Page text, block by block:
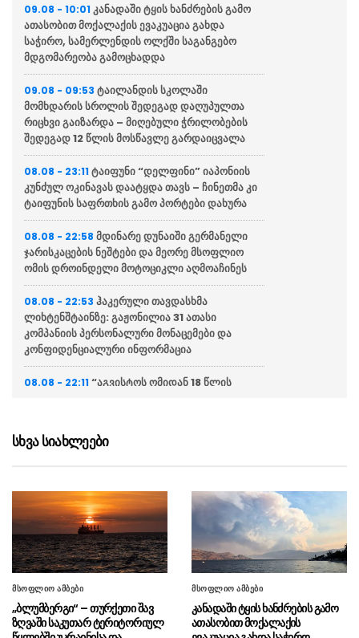
09.08 - 10:01 კანადაში ტყის ხანძრების გამო
ათასობით მოქალაქის ევაკუაცია გახდა
საჭირო, სამერლენდის ოლქში საგანგებო
მდგომარეობა გამოცხადდა
09.08 - 09:53 ტაილანდის სკოლაში
მომხდარის სროლის შედეგად დაღუპულთა
რიცხვი გაიზარდა – მიღებული ჭრილობების
შედეგად 12 წლის მოსწავლე გარდაიცვალა
08.08 - 23:11 ტაიფუნი “დელფინი” იაპონიის
კუნძულ ოკინავას დაატყდა თავს – ჩინეთმა კი
ტაიფუნის საფრთხის გამო პორტები დახურა
08.08 - 22:58 მდინარე დუნაიში გერმანელი
ჯარისკაცების ნეშტები და მეორე მსოფლიო
ომის დროინდელი მოტოციკლი აღმოაჩინეს
08.08 - 22:53 ჰაკერული თავდასხმა
ლიხტენშტაინზე: გაჟონილია 31 ათასი
კომპანიის პერსონალური მონაცემები და
კონფიდენციალური ინფორმაცია
08.08 - 22:11 “აგვისტოს ომიდან 18 წლის
08.08 - 22:09“ტყვეთა გაცვლის პროცესში გია
განაცხადა”
08.08 - 21:38საქართველოში 9-11 აგვისტოს
მოსალოდნელია დროგამოშვებით წვიმა,
ზოგან ძლიერი
08.08 - 21:16
ალექსანდრ ვუჩიჩი – ევროპაში
ყველას არ სურს უკრაინისა და დასავლეთ
ბალკანეთის ქვეყნების ევროინტეგრაცია
სხვა სიახლეები
მსოფლიო ამბები
„ბლუმბერგი“ – თურქეთი შავ
ზღვაში საკუთარ ტერიტორიულ
მსოფლიო ამბები
კანადაში ტყის ხანძრების გამო
ათასობით მოქალაქის